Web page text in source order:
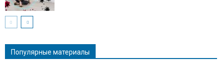
Популярные материалы